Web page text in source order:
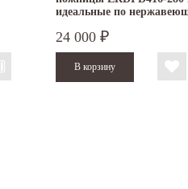
идеальные по
24 000 ₽